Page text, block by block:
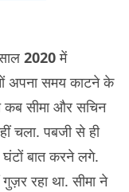
2020में
अपना समय काटने के
सीमा और सचिन
चला. पबजी से ही
बात करने लगे.
रहा था. सीमा ने